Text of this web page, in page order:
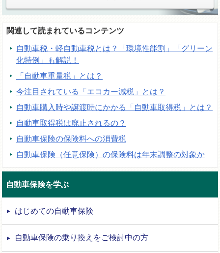
関連して読まれているコンテンツ
自動車税・軽自動車税とは？「環境性能割」「グリーン
化特例」も解説！
「自動車重量税」とは？
今注目されている「エコカー減税」とは？
自動車購入時や譲渡時にかかる「自動車取得税」とは？
自動車取得税は廃止されるの？
自動車保険の保険料への消費税
自動車保険（任意保険）の保険料は年末調整の対象か
自動車保険を学ぶ
はじめての自動車保険
自動車保険の乗り換えをご検討中の方